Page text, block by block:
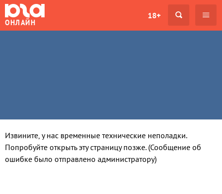
ОНЛАЙН
18+
Извините, у нас временные технические неполадки.
Попробуйте открыть эту страницу позже. (Сообщение об
ошибке было отправлено администратору)